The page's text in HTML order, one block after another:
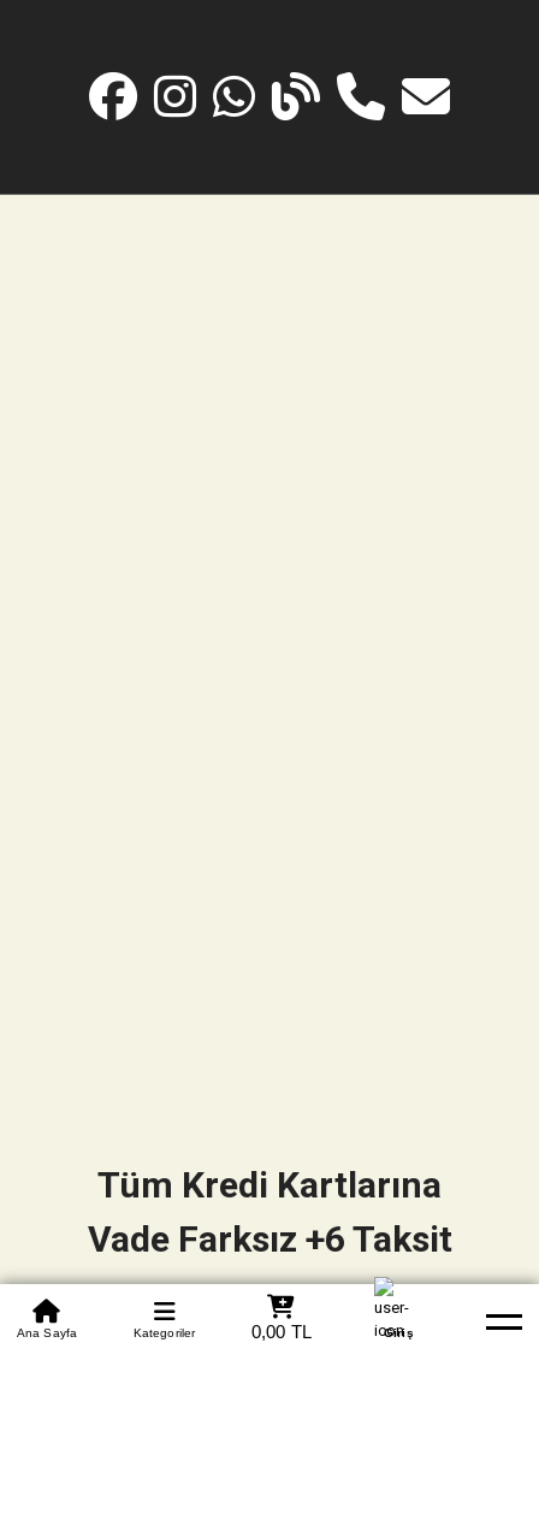
0850 305 09 70
Beden Tablosu Banka Hesapları Whatsapp Yardım
Ana Sayfa Kategoriler 0,00 TL Giriş
Tüm Kredi Kartlarına
Vade Farksız +6 Taksit